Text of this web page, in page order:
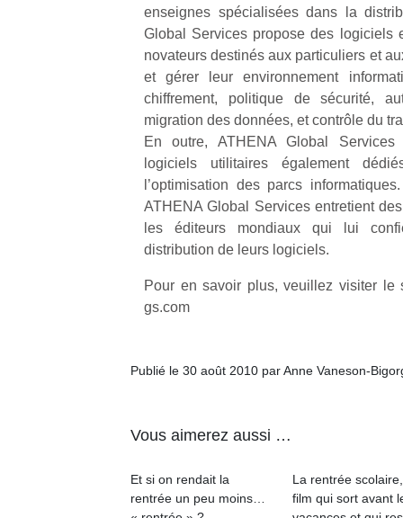
enseignes spécialisées dans la
Global Services propose des logiciels
novateurs destinés aux particuliers et
et gérer leur environnement
chiffrement, politique de sécurité,
migration des données, et contrôle du
En outre, ATHENA Global
logiciels utilitaires également
l’optimisation des parcs
ATHENA Global Services entretient
les éditeurs mondiaux qui lui
distribution de leurs logiciels.
Pour en savoir plus, veuillez visiter le
gs.com
Publié le 30 août 2010 par Anne Vaneson-
Vous aimerez aussi …
Et si on rendait la
rentrée un peu moins…
La rentrée
film qui sort avant
physique
ou
apprentissage…